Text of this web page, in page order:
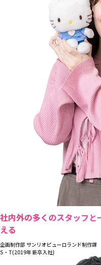
社内外の多くのスタッフ
える
企画制作部 サンリオピューロランド制作課
S・T(2019年 新卒入社)